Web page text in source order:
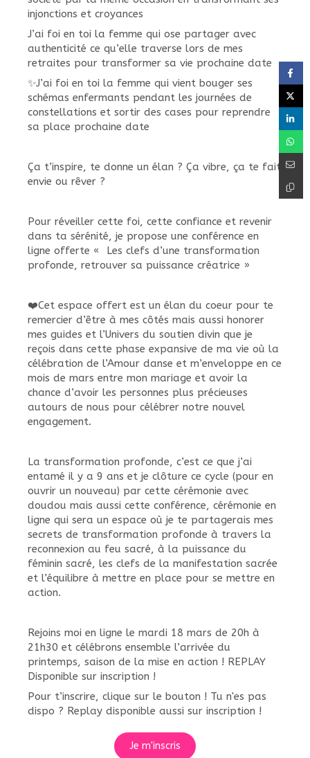
injonctions et croyances
J’ai foi en toi la femme qui ose partager avec
authenticité ce qu’elle traverse lors de mes
retraites pour transformer sa vie prochaine date
✨J’ai foi en toi la femme qui vient bouger ses
schémas enfermants pendant les journées de
constellations et sortir des cases pour reprendre
sa place prochaine date
Ça t’inspire, te donne un élan ? Ça vibre, ça te fait
envie ou rêver ?
Pour réveiller cette foi, cette confiance et revenir
dans ta sérénité, je propose une conférence en
ligne offerte « Les clefs d’une transformation
profonde, retrouver sa puissance créatrice »
❤️Cet espace offert est un élan du coeur pour te
remercier d’être à mes côtés mais aussi honorer
mes guides et l’Univers du soutien divin que je
reçois dans cette phase expansive de ma vie où la
célébration de l’Amour danse et m’enveloppe en ce
mois de mars entre mon mariage et avoir la
chance d’avoir les personnes plus précieuses
autours de nous pour célébrer notre nouvel
engagement.
La transformation profonde, c’est ce que j’ai
entamé il y a 9 ans et je clôture ce cycle (pour en
ouvrir un nouveau) par cette cérémonie avec
doudou mais aussi cette conférence, cérémonie en
ligne qui sera un espace où je te partagerais mes
secrets de transformation profonde à travers la
reconnexion au feu sacré, à la puissance du
féminin sacré, les clefs de la manifestation sacrée
et l’équilibre à mettre en place pour se mettre en
action.
Rejoins moi en ligne le mardi 18 mars de 20h à
21h30 et célébrons ensemble l’arrivée du
printemps, saison de la mise en action ! REPLAY
Disponible sur inscription !
Pour t’inscrire, clique sur le bouton ! Tu n'es pas
dispo ? Replay disponible aussi sur inscription !
Je m'inscris